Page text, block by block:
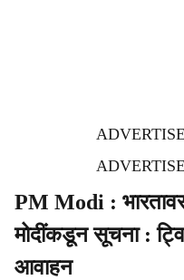
PM Modi :
मोदींकडून सूचना :
आवाहन